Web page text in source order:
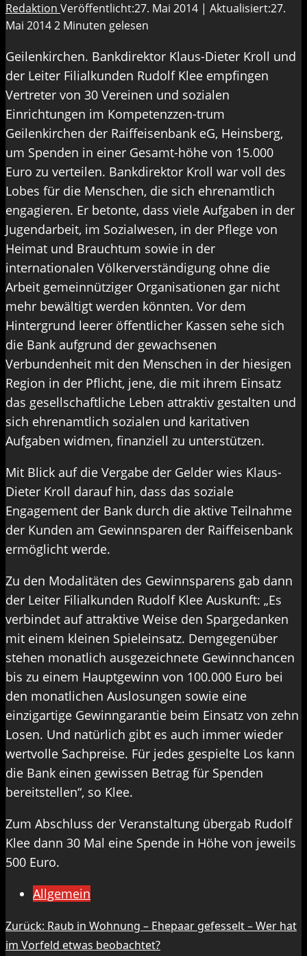
Redaktion Veröffentlicht:27. Mai 2014 | Aktualisiert:27.
Mai 20142 Minuten gelesen
Geilenkirchen. Bankdirektor Klaus-Dieter Kroll und
der Leiter Filialkunden Rudolf Klee empfingen
Vertreter von 30 Vereinen und sozialen
Einrichtungen im Kompetenzzen-trum
Geilenkirchen der Raiffeisenbank eG, Heinsberg,
um Spenden in einer Gesamt-höhe von 15.000
Euro zu verteilen. Bankdirektor Kroll war voll des
Lobes für die Menschen, die sich ehrenamtlich
engagieren. Er betonte, dass viele Aufgaben in der
Jugendarbeit, im Sozialwesen, in der Pflege von
Heimat und Brauchtum sowie in der
internationalen Völkerverständigung ohne die
Arbeit gemeinnütziger Organisationen gar nicht
mehr bewältigt werden könnten. Vor dem
Hintergrund leerer öffentlicher Kassen sehe sich
die Bank aufgrund der gewachsenen
Verbundenheit mit den Menschen in der hiesigen
Region in der Pflicht, jene, die mit ihrem Einsatz
das gesellschaftliche Leben attraktiv gestalten und
sich ehrenamtlich sozialen und karitativen
Aufgaben widmen, finanziell zu unterstützen.
Mit Blick auf die Vergabe der Gelder wies Klaus-
Dieter Kroll darauf hin, dass das soziale
Engagement der Bank durch die aktive Teilnahme
der Kunden am Gewinnsparen der Raiffeisenbank
ermöglicht werde.
Zu den Modalitäten des Gewinnsparens gab dann
der Leiter Filialkunden Rudolf Klee Auskunft: „Es
verbindet auf attraktive Weise den Spargedanken
mit einem kleinen Spieleinsatz. Demgegenüber
stehen monatlich ausgezeichnete Gewinnchancen
bis zu einem Hauptgewinn von 100.000 Euro bei
den monatlichen Auslosungen sowie eine
einzigartige Gewinngarantie beim Einsatz von zehn
Losen. Und natürlich gibt es auch immer wieder
wertvolle Sachpreise. Für jedes gespielte Los kann
die Bank einen gewissen Betrag für Spenden
bereitstellen“, so Klee.
Zum Abschluss der Veranstaltung übergab Rudolf
Klee dann 30 Mal eine Spende in Höhe von jeweils
500 Euro.
Allgemein
Beitragsnavigation
Zurück: Raub in Wohnung – Ehepaar gefesselt – Wer hat
im Vorfeld etwas beobachtet?